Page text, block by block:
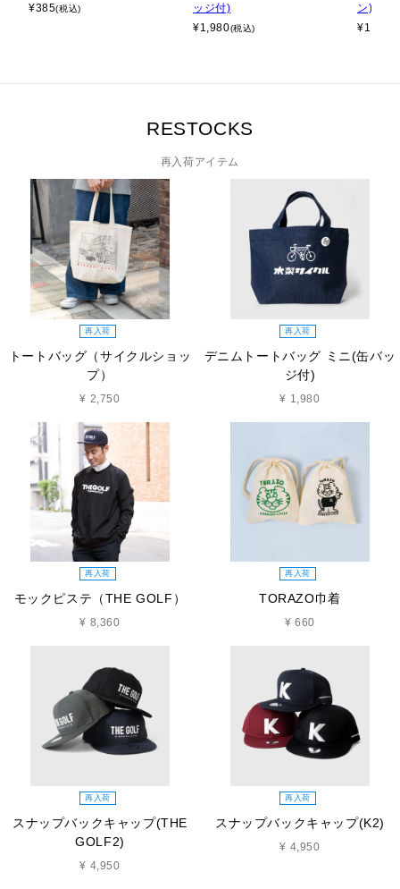
¥385(税込)
ッジ付)
¥1,980(税込)
ン)
¥1,100
RESTOCKS
再入荷アイテム
再入荷
トートバッグ（サイクルショッ
プ）
¥ 2,750
再入荷
デニムトートバッグ ミニ(缶バッ
ジ付)
¥ 1,980
再入荷
モックピステ（THE GOLF）
¥ 8,360
再入荷
TORAZO巾着
¥ 660
再入荷
スナップバックキャップ(THE
GOLF2)
¥ 4,950
再入荷
スナップバックキャップ(K2)
¥ 4,950